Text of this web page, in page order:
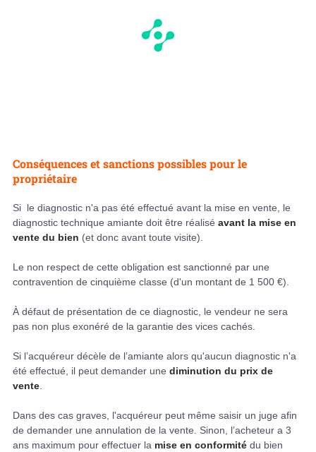
Conséquences et sanctions possibles pour le
propriétaire
Si le diagnostic n'a pas été effectué avant la mise en vente, le
diagnostic technique amiante doit être réalisé avant la mise en
vente du bien (et donc avant toute visite).
Le non respect de cette obligation est sanctionné par une
contravention de cinquième classe (d'un montant de 1 500 €).
À défaut de présentation de ce diagnostic, le vendeur ne sera
pas non plus exonéré de la garantie des vices cachés.
Si l’acquéreur décèle de l’amiante alors qu'aucun diagnostic n'a
été effectué, il peut demander une diminution du prix de
vente
Dans des cas graves, l'acquéreur peut même saisir un juge afin
de demander une annulation de la vente. Sinon, l’acheteur a 3
ans maximum pour effectuer la mise en conformité du bien